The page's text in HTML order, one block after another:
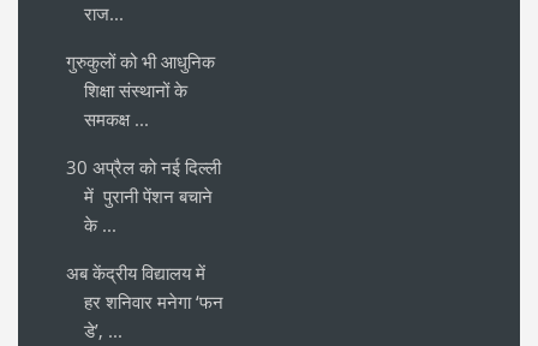
राज...
गुरुकुलों को भी आधुनिक
शिक्षा संस्थानों के
समकक्ष ...
30 अप्रैल को नई दिल्ली
में पुरानी पेंशन बचाने
के ...
अब केंद्रीय विद्यालय में
हर शनिवार मनेगा ‘फन
डे’, ...